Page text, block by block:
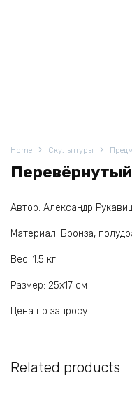
Home Скульптуры
Автор: Александр
Материал: Бронза,
Вес: 1.5 кг
Размер: 25х17 см
Цена по запросу
Related products